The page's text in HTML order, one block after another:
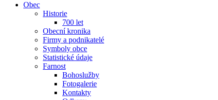
Obec
Historie
700 let
Obecní kronika
Firmy a podnikatelé
Symboly obce
Statistické údaje
Farnost
Bohoslužby
Fotogalerie
Kontakty